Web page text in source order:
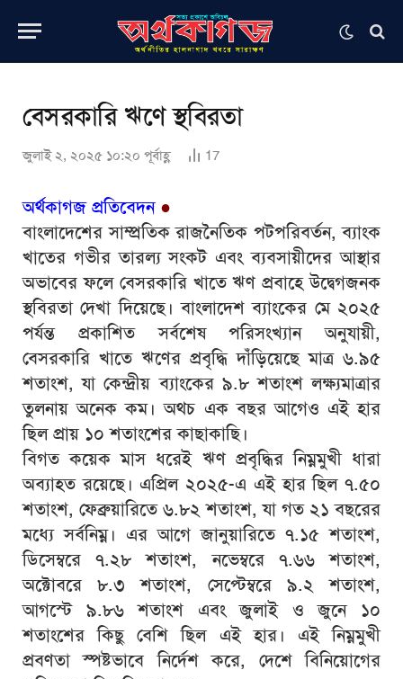
বেসরকারি ঋণে স্থবিরতা
জুলাই ২, ২০২৫ ১০:২০ পূর্বাহ্ণ 17
অর্থকাগজ প্রতিবেদন ●
বাংলাদেশের সাম্প্রতিক রাজনৈতিক পটপরিবর্তন, ব্যাংক
খাতের গভীর তারল্য সংকট এবং ব্যবসায়ীদের আস্থার
অভাবের ফলে বেসরকারি খাতে ঋণ প্রবাহে উদ্বেগজনক
স্থবিরতা দেখা দিয়েছে। বাংলাদেশ ব্যাংকের মে ২০২৫
পর্যন্ত প্রকাশিত সর্বশেষ পরিসংখ্যান অনুযায়ী,
বেসরকারি খাতে ঋণের প্রবৃদ্ধি দাঁড়িয়েছে মাত্র ৬.৯৫
শতাংশ, যা কেন্দ্রীয় ব্যাংকের ৯.৮ শতাংশ লক্ষ্যমাত্রার
তুলনায় অনেক কম। অথচ এক বছর আগেও এই হার
ছিল প্রায় ১০ শতাংশের কাছাকাছি।
বিগত কয়েক মাস ধরেই ঋণ প্রবৃদ্ধির নিম্নমুখী ধারা
অব্যাহত রয়েছে। এপ্রিল ২০২৫-এ এই হার ছিল ৭.৫০
শতাংশ, ফেব্রুয়ারিতে ৬.৮২ শতাংশ, যা গত ২১ বছরের
মধ্যে সর্বনিম্ন। এর আগে জানুয়ারিতে ৭.১৫ শতাংশ,
ডিসেম্বরে ৭.২৮ শতাংশ, নভেম্বরে ৭.৬৬ শতাংশ,
অক্টোবরে ৮.৩ শতাংশ, সেপ্টেম্বরে ৯.২ শতাংশ,
আগস্টে ৯.৮৬ শতাংশ এবং জুলাই ও জুনে ১০
শতাংশের কিছু বেশি ছিল এই হার। এই নিম্নমুখী
প্রবণতা স্পষ্টভাবে নির্দেশ করে, দেশে বিনিয়োগের